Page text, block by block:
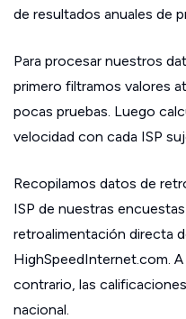
de resultados anuales de
Para procesar nuestros
primero filtramos valores
pocas pruebas. Luego
velocidad con cada ISP
Recopilamos datos de
ISP de nuestras
retroalimentación directa
HighSpeedInternet.com.
contrario, las
nacional.